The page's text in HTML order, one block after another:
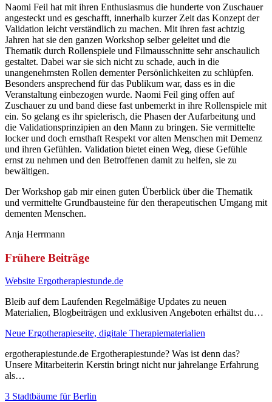
Naomi Feil hat mit ihren Enthusiasmus die hunderte von Zuschauer
angesteckt und es geschafft, innerhalb kurzer Zeit das Konzept der
Validation leicht verständlich zu machen. Mit ihren fast achtzig
Jahren hat sie den ganzen Workshop selber geleitet und die
Thematik durch Rollenspiele und Filmausschnitte sehr anschaulich
gestaltet. Dabei war sie sich nicht zu schade, auch in die
unangenehmsten Rollen dementer Persönlichkeiten zu schlüpfen.
Besonders ansprechend für das Publikum war, dass es in die
Veranstaltung einbezogen wurde. Naomi Feil ging offen auf
Zuschauer zu und band diese fast unbemerkt in ihre Rollenspiele mit
ein. So gelang es ihr spielerisch, die Phasen der Aufarbeitung und
die Validationsprinzipien an den Mann zu bringen. Sie vermittelte
locker und doch ernsthaft Respekt vor alten Menschen mit Demenz
und ihren Gefühlen. Validation bietet einen Weg, diese Gefühle
ernst zu nehmen und den Betroffenen damit zu helfen, sie zu
bewältigen.
Der Workshop gab mir einen guten Überblick über die Thematik
und vermittelte Grundbausteine für den therapeutischen Umgang mit
dementen Menschen.
Anja Herrmann
Frühere Beiträge
Website Ergotherapiestunde.de
Bleib auf dem Laufenden Regelmäßige Updates zu neuen
Materialien, Blogbeiträgen und exklusiven Angeboten erhältst du…
Neue Ergotherapieseite, digitale Therapiematerialien
ergotherapiestunde.de Ergotherapiestunde? Was ist denn das?
Unsere Mitarbeiterin Kerstin bringt nicht nur jahrelange Erfahrung
als…
3 Stadtbäume für Berlin